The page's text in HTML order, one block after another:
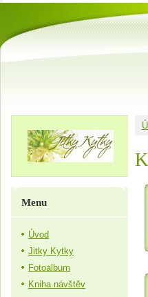
Menu
Úvod
Jitky Kytky
Fotoalbum
Kniha návštěv